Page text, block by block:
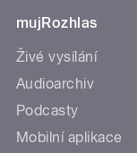
mujRozhlas
Živé vysílání
Audioarchiv
Podcasty
Mobilní aplikace